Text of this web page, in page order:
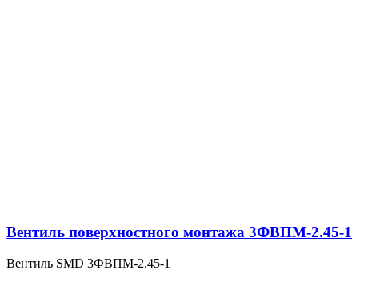
Вентиль поверхностного монтажа 3ФВПМ-2.45-1
Вентиль SMD 3ФВПМ-2.45-1